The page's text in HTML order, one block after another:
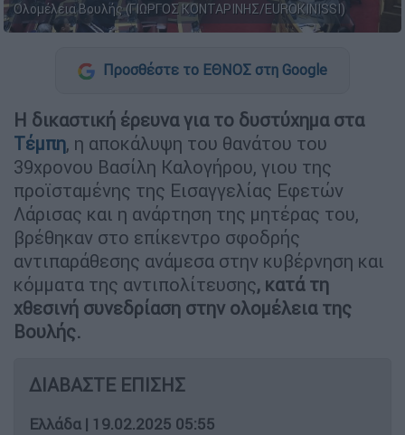
Ολομέλεια Βουλής (ΓΙΩΡΓΟΣ ΚΟΝΤΑΡΙΝΗΣ/EUROKINISSI)
Προσθέστε το ΕΘΝΟΣ στη Google
Η δικαστική έρευνα για το δυστύχημα στα
Τέμπη, η αποκάλυψη του θανάτου του
39χρονου Βασίλη Καλογήρου, γιου της
προϊσταμένης της Εισαγγελίας Εφετών
Λάρισας και η ανάρτηση της μητέρας του,
βρέθηκαν στο επίκεντρο σφοδρής
αντιπαράθεσης ανάμεσα στην κυβέρνηση και
κόμματα της αντιπολίτευσης, κατά τη
χθεσινή συνεδρίαση στην ολομέλεια της
Βουλής.
ΔΙΑΒΑΣΤΕ ΕΠΙΣΗΣ
Ελλάδα | 19.02.2025 05:55